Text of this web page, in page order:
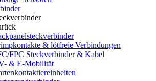
& lötfreie Verbindungen
FPC Steckverbinder & Kabel
& E-Mobilität